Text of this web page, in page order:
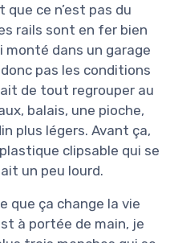
ce n’est pas du
rails sont en fer bien
monté dans un garage
pas les conditions
de tout regrouper au
balais, une pioche,
plus légers. Avant ça,
clipsable qui se
un peu lourd.
que ça change la vie
à portée de main, je